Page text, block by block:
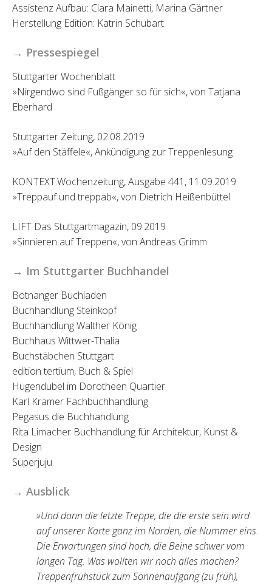
Assistenz Aufbau: Clara Mainetti, Marina Gärtner
Herstellung Edition: Katrin Schubart
→ Pressespiegel
Stuttgarter Wochenblatt
»Nirgendwo sind Fußgänger so für sich«, von Tatjana
Eberhard
Stuttgarter Zeitung, 02.08.2019
»Auf den Stäffele«, Ankündigung zur Treppenlesung
KONTEXT:Wochenzeitung, Ausgabe 441, 11.09.2019
»Treppauf und treppab«, von Dietrich Heißenbüttel
LIFT Das Stuttgartmagazin, 09.2019
»Sinnieren auf Treppen«, von Andreas Grimm
→ Im Stuttgarter Buchhandel
Botnanger Buchladen
Buchhandlung Steinkopf
Buchhandlung Walther König
Buchhaus Wittwer-Thalia
Buchstäbchen Stuttgart
edition tertium, Buch & Spiel
Hugendubel im Dorotheen Quartier
Karl Krämer Fachbuchhandlung
Pegasus die Buchhandlung
Rita Limacher Buchhandlung für Architektur, Kunst &
Design
Superjuju
→ Ausblick
»Und dann die letzte Treppe, die die erste sein wird
auf unserer Karte ganz im Norden, die Nummer eins.
Die Erwartungen sind hoch, die Beine schwer vom
langen Tag. Was wollten wir noch alles machen?
Treppenfrühstück zum Sonnenaufgang (zu früh),